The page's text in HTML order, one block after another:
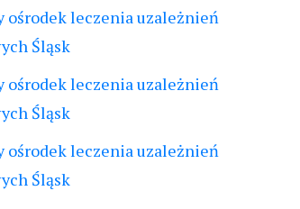
ośrodek leczenia uzależnień
Śląsk
ośrodek leczenia uzależnień
Śląsk
ośrodek leczenia uzależnień
Śląsk